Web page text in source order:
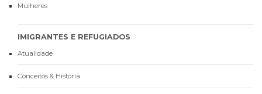
Mulheres
IMIGRANTES E REFUGIADOS
Atualidade
Conceitos & História